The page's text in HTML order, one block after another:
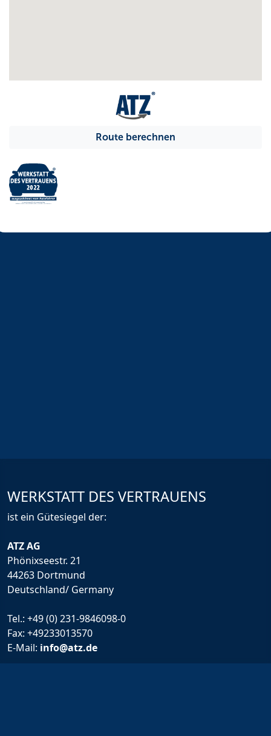
Route berechnen
WERKSTATT DES VERTRAUENS
ist ein Gütesiegel der:
ATZ AG
Phönixseestr. 21
44263 Dortmund
Deutschland/ Germany
Tel.: +49 (0) 231-9846098-0
Fax: +49233013570
E-Mail: info@atz.de